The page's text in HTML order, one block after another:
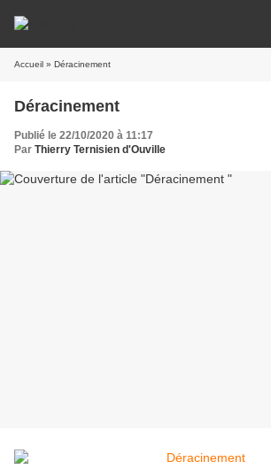
Accueil » Déracinement
Déracinement
Publié le 22/10/2020 à 11:17
Par Thierry Ternisien d'Ouville